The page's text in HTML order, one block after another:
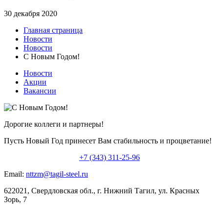
30 декабря 2020
Главная страница
Новости
Новости
С Новым Годом!
Новости
Акции
Вакансии
Дорогие коллеги и партнеры!
Пусть Новый Год принесет Вам стабильность и процветание!
+7 (343) 311-25-96
Email: nttzm@tagil-steel.ru
622021, Свердловская обл., г. Нижний Тагил, ул. Красных
Зорь, 7